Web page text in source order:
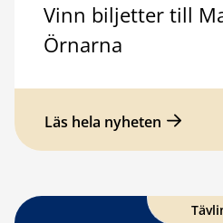
Vinn biljetter till
Örnarna
Läs hela nyheten